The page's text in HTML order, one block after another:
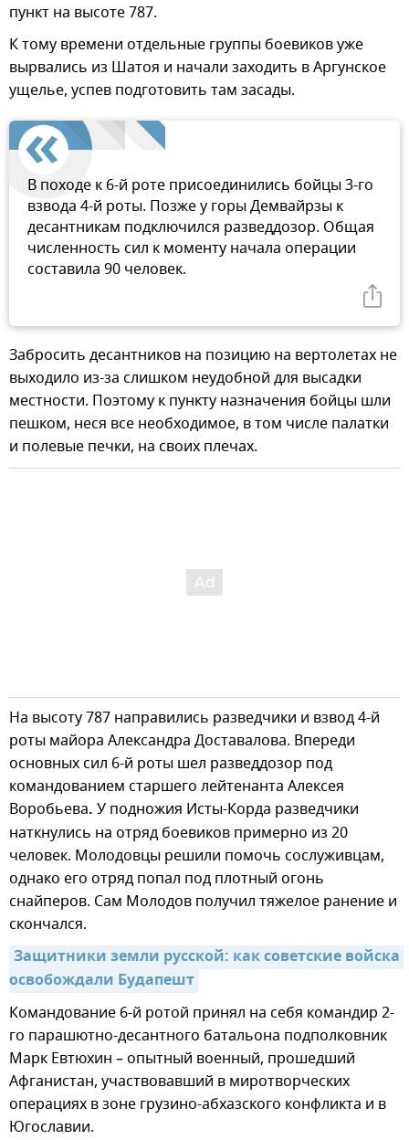
пункт на высоте 787.
К тому времени отдельные группы боевиков уже
вырвались из Шатоя и начали заходить в Аргунское
ущелье, успев подготовить там засады.
В походе к 6-й роте присоединились бойцы 3-го
взвода 4-й роты. Позже у горы Демвайрзы к
десантникам подключился разведдозор. Общая
численность сил к моменту начала операции
составила 90 человек.
Забросить десантников на позицию на вертолетах не
выходило из-за слишком неудобной для высадки
местности. Поэтому к пункту назначения бойцы шли
пешком, неся все необходимое, в том числе палатки
и полевые печки, на своих плечах.
На высоту 787 направились разведчики и взвод 4-й
роты майора Александра Доставалова. Впереди
основных сил 6-й роты шел разведдозор под
командованием старшего лейтенанта Алексея
Воробьева. У подножия Исты-Корда разведчики
наткнулись на отряд боевиков примерно из 20
человек. Молодовцы решили помочь сослуживцам,
однако его отряд попал под плотный огонь
снайперов. Сам Молодов получил тяжелое ранение и
скончался.
Защитники земли русской: как советские войска
освобождали Будапешт
Командование 6-й ротой принял на себя командир 2-
го парашютно-десантного батальона подполковник
Марк Евтюхин – опытный военный, прошедший
Афганистан, участвовавший в миротворческих
операциях в зоне грузино-абхазского конфликта и в
Югославии.